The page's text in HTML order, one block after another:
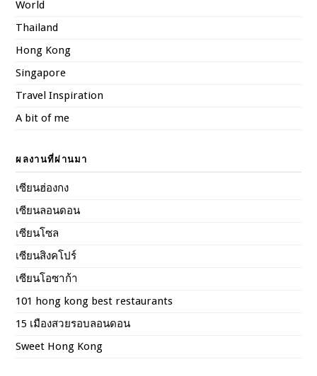
World
Thailand
Hong Kong
Singapore
Travel Inspiration
A bit of me
ผลงานที่ผ่านมา
เซียนฮ่องกง
เซียนลอนดอน
เซียนโซล
เซียนสิงคโปร์
เซียนโอซาก้า
101 hong kong best restaurants
15 เมืองสวยรอบลอนดอน
Sweet Hong Kong